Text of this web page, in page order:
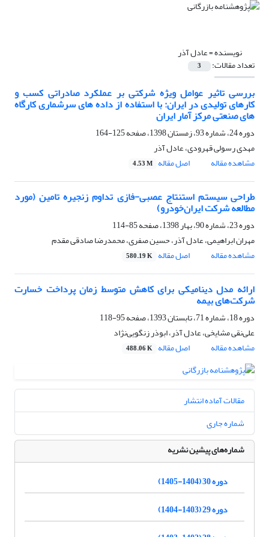
نویسنده =عادل آذر
تعداد مقالات: 3
بررسی تاثیر عوامل ویژه شرکتی بر عملکرد صادراتی کسب و
کارهای تولیدی در ایران: با استفاده از داده های سرشماری کارگاه
های صنعتی مرکز آمار ایران
دوره 24، شماره 93، زمستان 1398، صفحه
125-164
مهدی رسولی قهرودی، عادل آذر
مشاهده مقاله
اصل مقاله 4.53 M
طراحی سیستم استنتاج عصبی-فازی تداوم زنجیره تامین (مورد
مطالعه شرکت ایران‌خودرو)
دوره 23، شماره 90، بهار 1398، صفحه
85-114
مهران ابراهیمی، عادل آذر، حسین صفری، محمدرضا صادقی مقدم
مشاهده مقاله
اصل مقاله 580.19 K
ارائه مدل دینامیکی برای کاهش متوسط زمان پرداخت خسارت
شرکت‌های بیمه
دوره 18، شماره 71، تابستان 1393، صفحه
95-118
علی‌نقی مشایخی، عادل آذر، ابوذر زنگویی‌نژاد
مشاهده مقاله
اصل مقاله 488.06 K
مقالات آماده انتشار
شماره جاری
شماره‌های پیشین نشریه
دوره 30 (1404-1405)
دوره 29 (1403-1404)